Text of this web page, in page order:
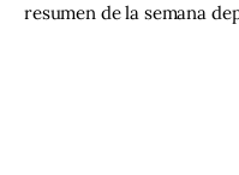
resumen de la semana